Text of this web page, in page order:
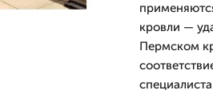
кровли —
Пермском